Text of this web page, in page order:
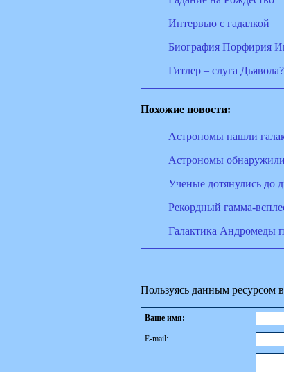
Интервью с гадалкой
Биография Порфирия
Гитлер – слуга Дьявола?
Похожие новости:
Астрономы нашли
Астрономы
Ученые дотянулись до
Рекордный гамма-
Галактика Андромеды
Пользуясь данным ресурсом
Ваше имя:
E-mail: